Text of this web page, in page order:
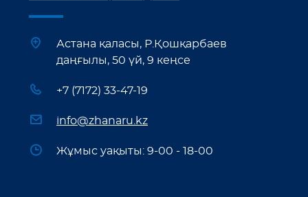
Астана қаласы, Р.Қошқарбаев
даңғылы, 50 үй, 9 кеңсе
+7 (7172) 33-47-19
info@zhanaru.kz
Жұмыс уақыты: 9-00 - 18-00